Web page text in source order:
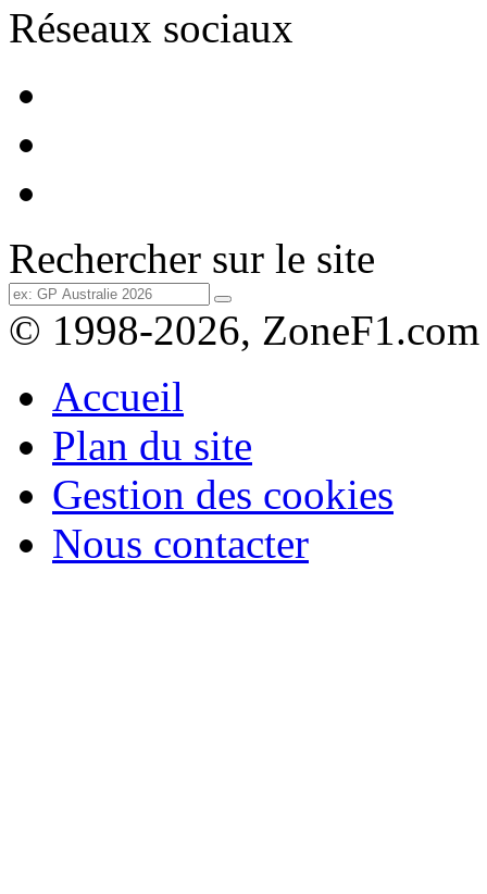
Réseaux sociaux
Rechercher sur le site
© 1998-2026, ZoneF1.com
Accueil
Plan du site
Gestion des cookies
Nous contacter